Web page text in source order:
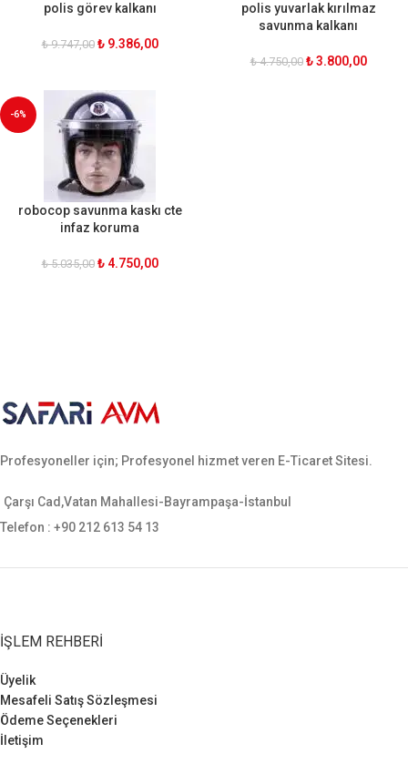
polis görev kalkanı
₺9.747,00 ₺9.386,00
polis yuvarlak kırılmaz
savunma kalkanı
₺4.750,00 ₺3.800,00
-6%
robocop savunma kaskı cte
infaz koruma
₺5.035,00 ₺4.750,00
Profesyoneller için; Profesyonel hizmet veren E-Ticaret Sitesi.
Çarşı Cad,Vatan Mahallesi-Bayrampaşa-İstanbul
Telefon : +90 212 613 54 13
İŞLEM REHBERI
Üyelik
Mesafeli Satış Sözleşmesi
Ödeme Seçenekleri
İletişim